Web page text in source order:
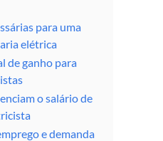
para uma
elétrica
de ganho para
o salário de
e demanda